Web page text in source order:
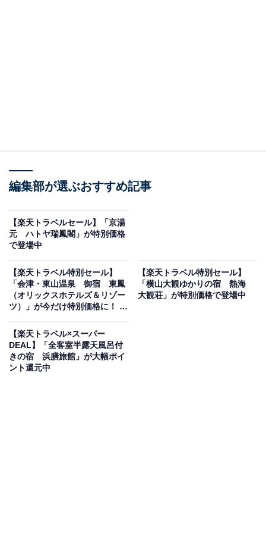
「伊豆熱川温泉 ホテルカターラ RESORT＆SPA」は
現在特別価格で宿泊可能です。
編集部が選ぶおすすめ記事
【楽天トラベルセール】「京湯
元 ハトヤ瑞鳳閣」が特別価格
で登場中
【楽天トラベル特別セール】
「会津・東山温泉 御宿 東鳳
（オリックスホテルズ＆リゾー
ツ）」が今だけ特別価格に！ 城
【1月16日】
【楽天トラベル特別セール】
「横山大観ゆかりの宿 熱海
大観荘」が特別価格で登場中
【楽天トラベル×スーパー
DEAL】「全客室半露天風呂付
きの宿 浜膳旅館」が大幅ポイ
ント還元中